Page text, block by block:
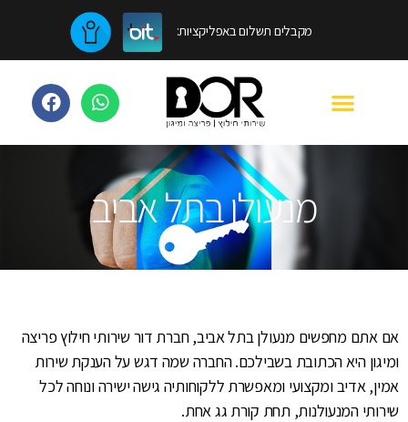
מקבלים תשלום באפליקציות:
מנעולן בתל אביב
אם אתם מחפשים מנעולן בתל אביב, חברת דור שירותי חילוץ פריצה
ומיגון היא הכתובת בשבילכם. החברה שמה דגש על הענקת שירות
אמין, אדיב ומקצועי ומאפשרת ללקוחותיה גישה ישירה ונוחה לכל
שירותי המנעולנות, תחת קורת גג אחת.